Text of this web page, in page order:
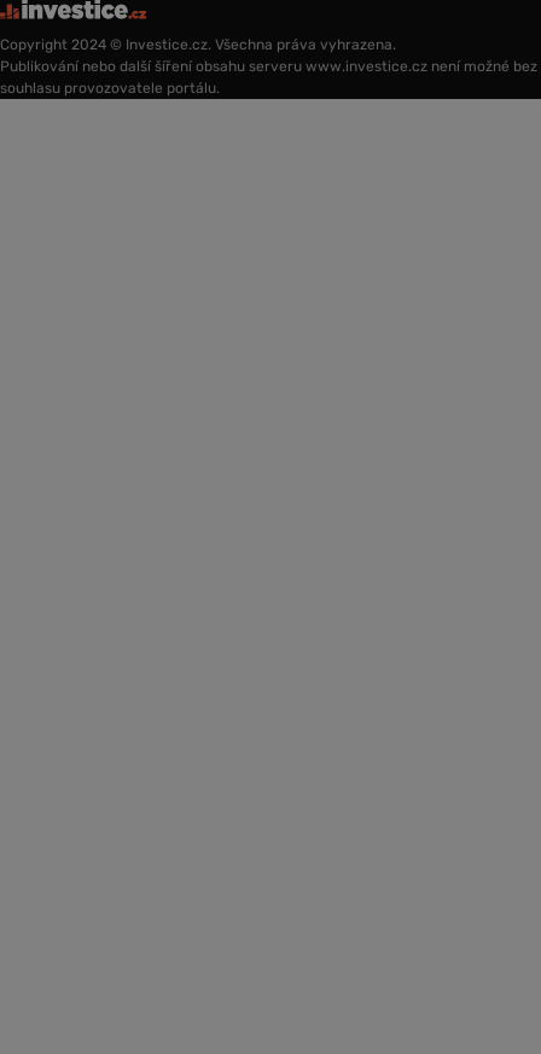
Copyright 2024 © Investice.cz. Všechna práva vyhrazena.
Publikování nebo další šíření obsahu serveru www.investice.cz není možné bez
souhlasu provozovatele portálu.